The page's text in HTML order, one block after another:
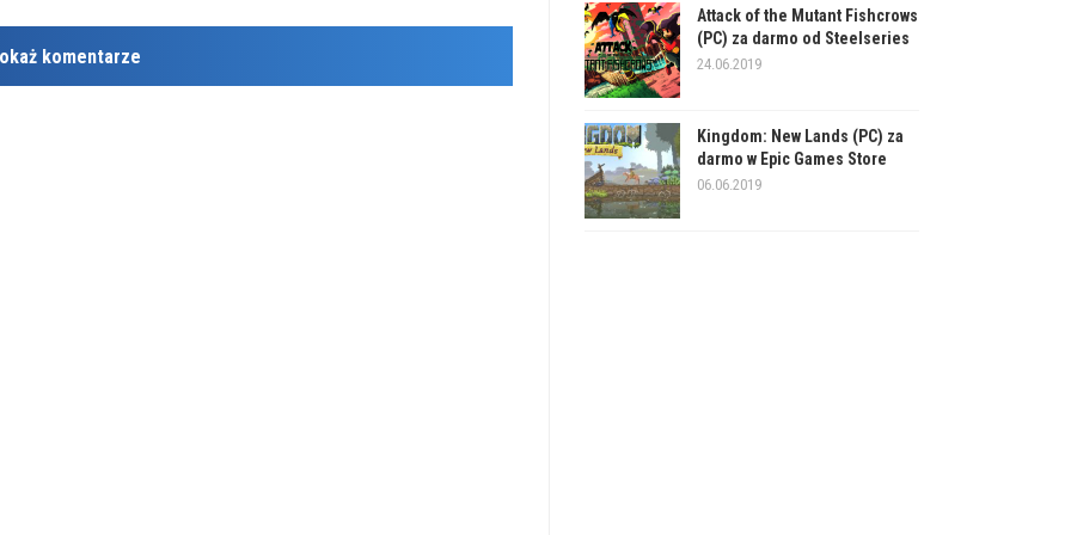
komentarze
Attack of the Mutant Fishcrows
(PC) za darmo od Steelseries
24.06.2019
Kingdom: New Lands (PC) za
darmo w Epic Games Store
06.06.2019